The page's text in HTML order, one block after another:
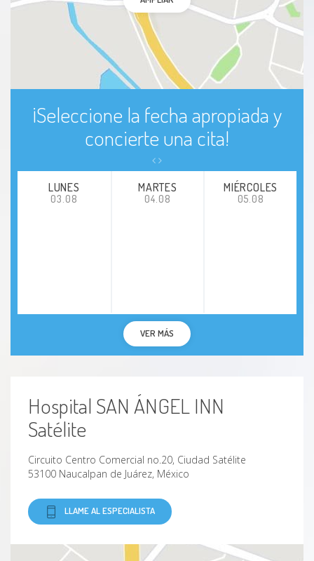
Quiste poplíteo
Viscosuplementacion
Tumor de células gigantes
Síndrome del túnel carpiano
¡Seleccione la fecha apropiada y
concierte una cita!
LUNES
03.08
MARTES
04.08
MIÉRCOLES
05.08
VER MÁS
Hospital SAN ÁNGEL INN
Satélite
Circuito Centro Comercial no.20, Ciudad Satélite
53100 Naucalpan de Juárez, México
LLAME AL ESPECIALISTA